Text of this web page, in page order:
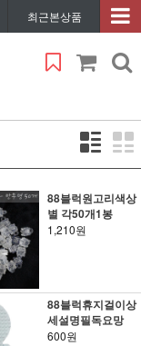
최근본상품
88블럭원고리색상
별 각50개1봉
1,210원
88블럭휴지걸이상
세설명필독요망
600원